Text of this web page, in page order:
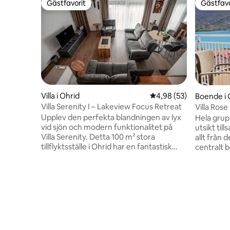
Gästfavorit
Gästfavorit
Villa i Ohrid 4,98 av 5 i
4,98 (53)
Villa Serenity I – Lakeview Focus Retreat
Upplev den perfekta blandningen av lyx
vid sjön och modern funktionalitet på
Villa Serenity. Detta 100 m² stora
tillflyktsställe i Ohrid har en fantastisk
Boende i
Villa
Hela
utsikt
allt från
centralt